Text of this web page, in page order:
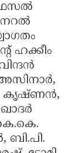
ഹക്കീം
കൃഷ്ണൻ,
ബി.പി.